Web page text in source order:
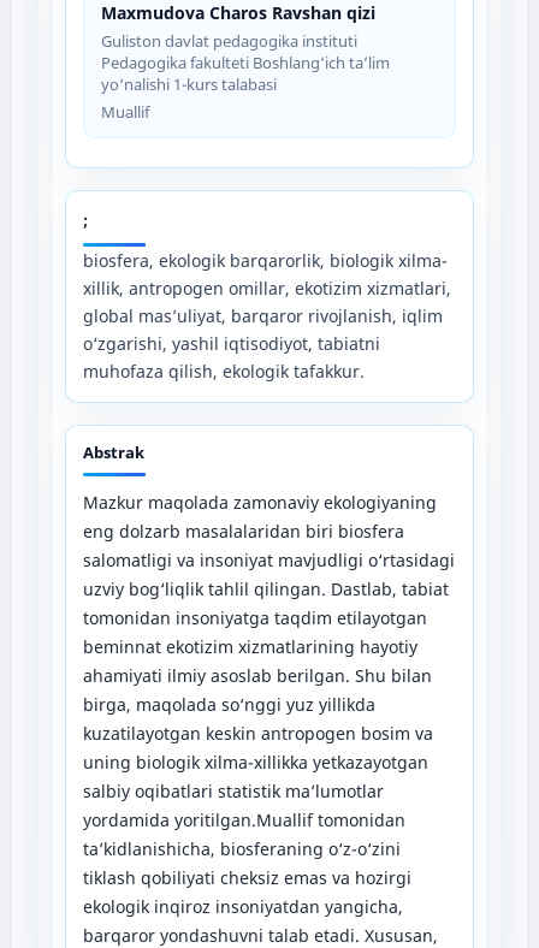
Maxmudova Charos Ravshan qizi
Guliston davlat pedagogika instituti
Pedagogika fakulteti Boshlang‘ich ta’lim
yo‘nalishi 1-kurs talabasi
Muallif
;
biosfera, ekologik barqarorlik, biologik xilma-
xillik, antropogen omillar, ekotizim xizmatlari,
global mas’uliyat, barqaror rivojlanish, iqlim
o‘zgarishi, yashil iqtisodiyot, tabiatni
muhofaza qilish, ekologik tafakkur.
Abstrak
Mazkur maqolada zamonaviy ekologiyaning
eng dolzarb masalalaridan biri biosfera
salomatligi va insoniyat mavjudligi o‘rtasidagi
uzviy bog‘liqlik tahlil qilingan. Dastlab, tabiat
tomonidan insoniyatga taqdim etilayotgan
beminnat ekotizim xizmatlarining hayotiy
ahamiyati ilmiy asoslab berilgan. Shu bilan
birga, maqolada so‘nggi yuz yillikda
kuzatilayotgan keskin antropogen bosim va
uning biologik xilma-xillikka yetkazayotgan
salbiy oqibatlari statistik ma’lumotlar
yordamida yoritilgan.Muallif tomonidan
ta’kidlanishicha, biosferaning o‘z-o‘zini
tiklash qobiliyati cheksiz emas va hozirgi
ekologik inqiroz insoniyatdan yangicha,
barqaror yondashuvni talab etadi. Xususan,